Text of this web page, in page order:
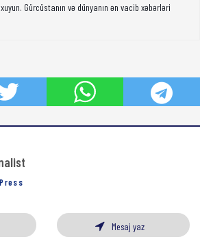
Gürcüstanın və dünyanın ən vacib xəbərləri
Mesaj yaz